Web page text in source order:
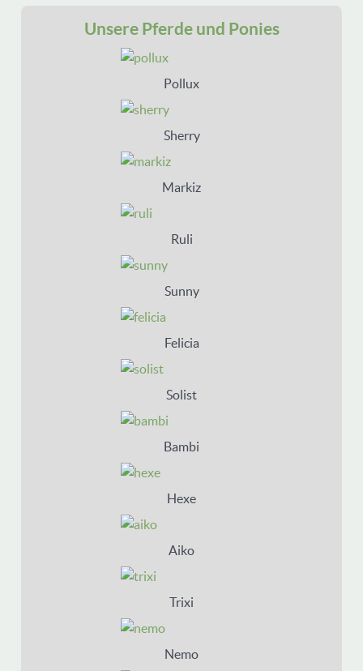
Unsere Pferde und Ponies
Pollux
Sherry
Markiz
Ruli
Sunny
Felicia
Solist
Bambi
Hexe
Aiko
Trixi
Nemo